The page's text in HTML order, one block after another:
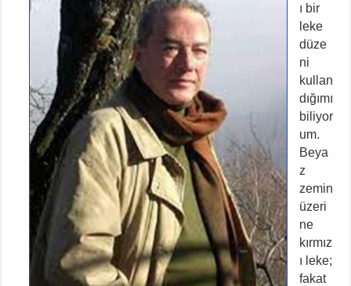
ı bir
leke
düze
ni
kullan
dığımı
biliyor
um.
Beya
z
zemin
üzeri
ne
kırmız
ı leke;
fakat